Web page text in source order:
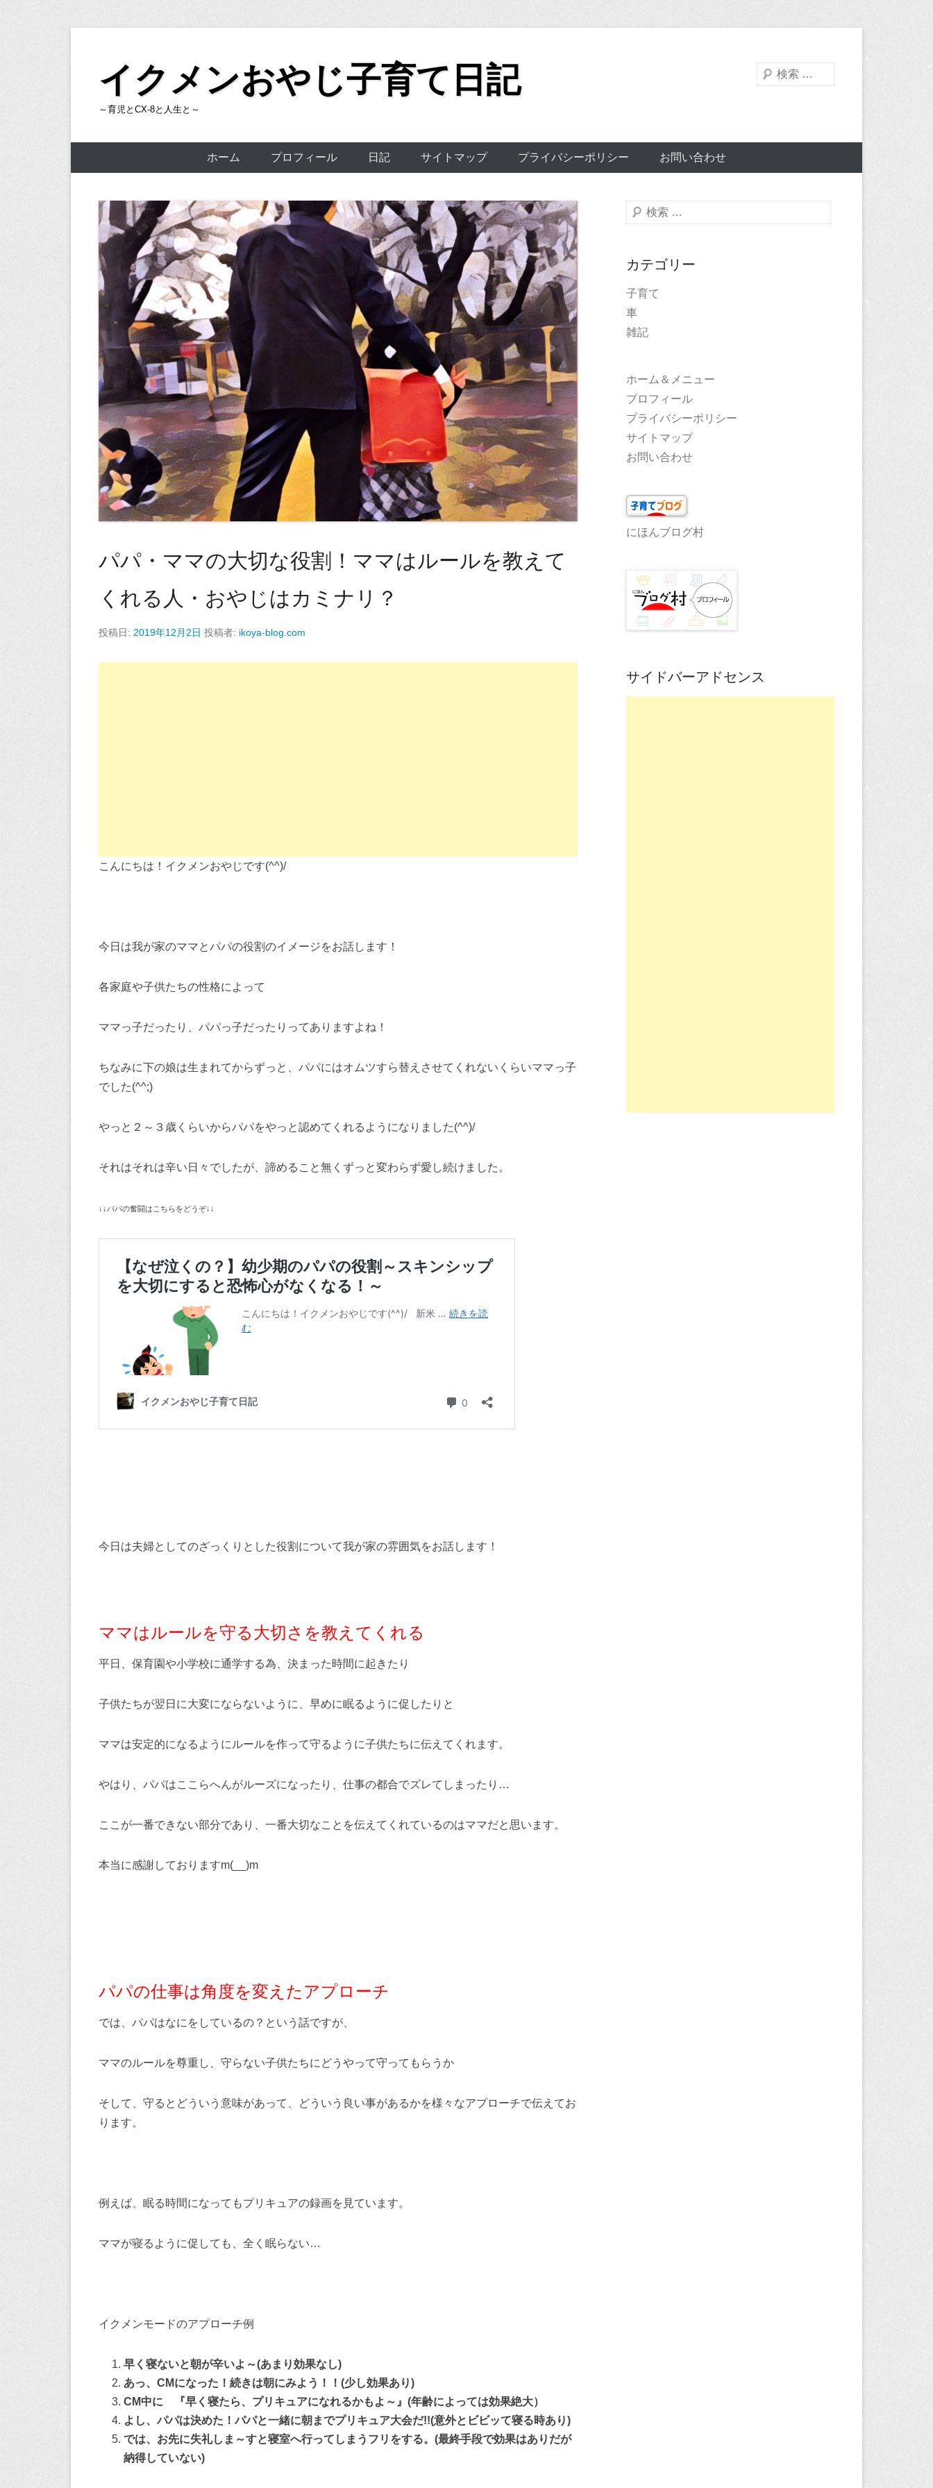
キ
イクメンおやじ子育て日記
～育児とCX-8と人生と～
検
索
ホーム プロフィール 日記 サイトマップ プライバシーポリシー お問い合わせ
パパ・ママの大切な役割！ママはルールを教えて
くれる人・おやじはカミナリ？
投稿日: 2019年12月2日 投稿者: ikoya-blog.com
こんにちは！イクメンおやじです(^^)/
今日は我が家のママとパパの役割のイメージをお話します！
各家庭や子供たちの性格によって
ママっ子だったり、パパっ子だったりってありますよね！
ちなみに下の娘は生まれてからずっと、パパにはオムツすら替えさせてくれないくらいママっ子
でした(^^;)
やっと２～３歳くらいからパパをやっと認めてくれるようになりました(^^)/
それはそれは辛い日々でしたが、諦めること無くずっと変わらず愛し続けました。
↓↓パパの奮闘はこちらをどうぞ↓↓
今日は夫婦としてのざっくりとした役割について我が家の雰囲気をお話します！
ママはルールを守る大切さを教えてくれる
平日、保育園や小学校に通学する為、決まった時間に起きたり
子供たちが翌日に大変にならないように、早めに眠るように促したりと
ママは安定的になるようにルールを作って守るように子供たちに伝えてくれます。
やはり、パパはここらへんがルーズになったり、仕事の都合でズレてしまったり…
ここが一番できない部分であり、一番大切なことを伝えてくれているのはママだと思います。
本当に感謝しておりますm(__)m
パパの仕事は角度を変えたアプローチ
では、パパはなにをしているの？という話ですが、
ママのルールを尊重し、守らない子供たちにどうやって守ってもらうか
そして、守るとどういう意味があって、どういう良い事があるかを様々なアプローチで伝えてお
ります。
例えば、眠る時間になってもプリキュアの録画を見ています。
ママが寝るように促しても、全く眠らない…
イクメンモードのアプローチ例
早く寝ないと朝が辛いよ～(あまり効果なし)
あっ、CMになった！続きは朝にみよう！！(少し効果あり)
CM中に 『早く寝たら、プリキュアになれるかもよ～』(年齢によっては効果絶大）
よし、パパは決めた！パパと一緒に朝までプリキュア大会だ!!(意外とビビッて寝る時あり)
では、お先に失礼しま～すと寝室へ行ってしまうフリをする。(最終手段で効果はありだが
納得していない)
検
カテゴリー
子育て
車
雑記
ホーム＆メニュー
プロフィール
プライバシーポリシー
サイトマップ
お問い合わせ
にほんブログ村
サイドバーアドセンス